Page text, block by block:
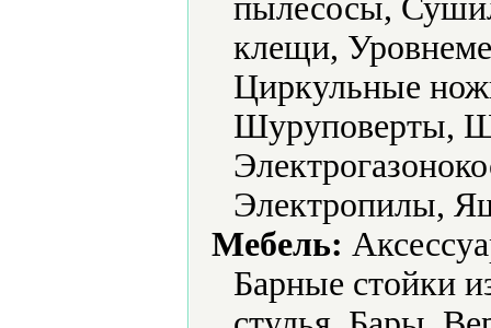
пылесосы,
клещи,
Циркульные
Шуруповерты,
Электропилы,
Мебель:
Барные стойки